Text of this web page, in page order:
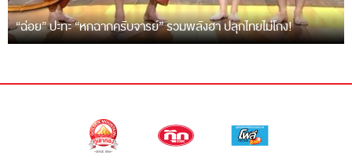
“ฉ่อย” ปะทะ “หกฉากครับจารย์” รวมพลังฮา ปลุกไทยไม่โกง!